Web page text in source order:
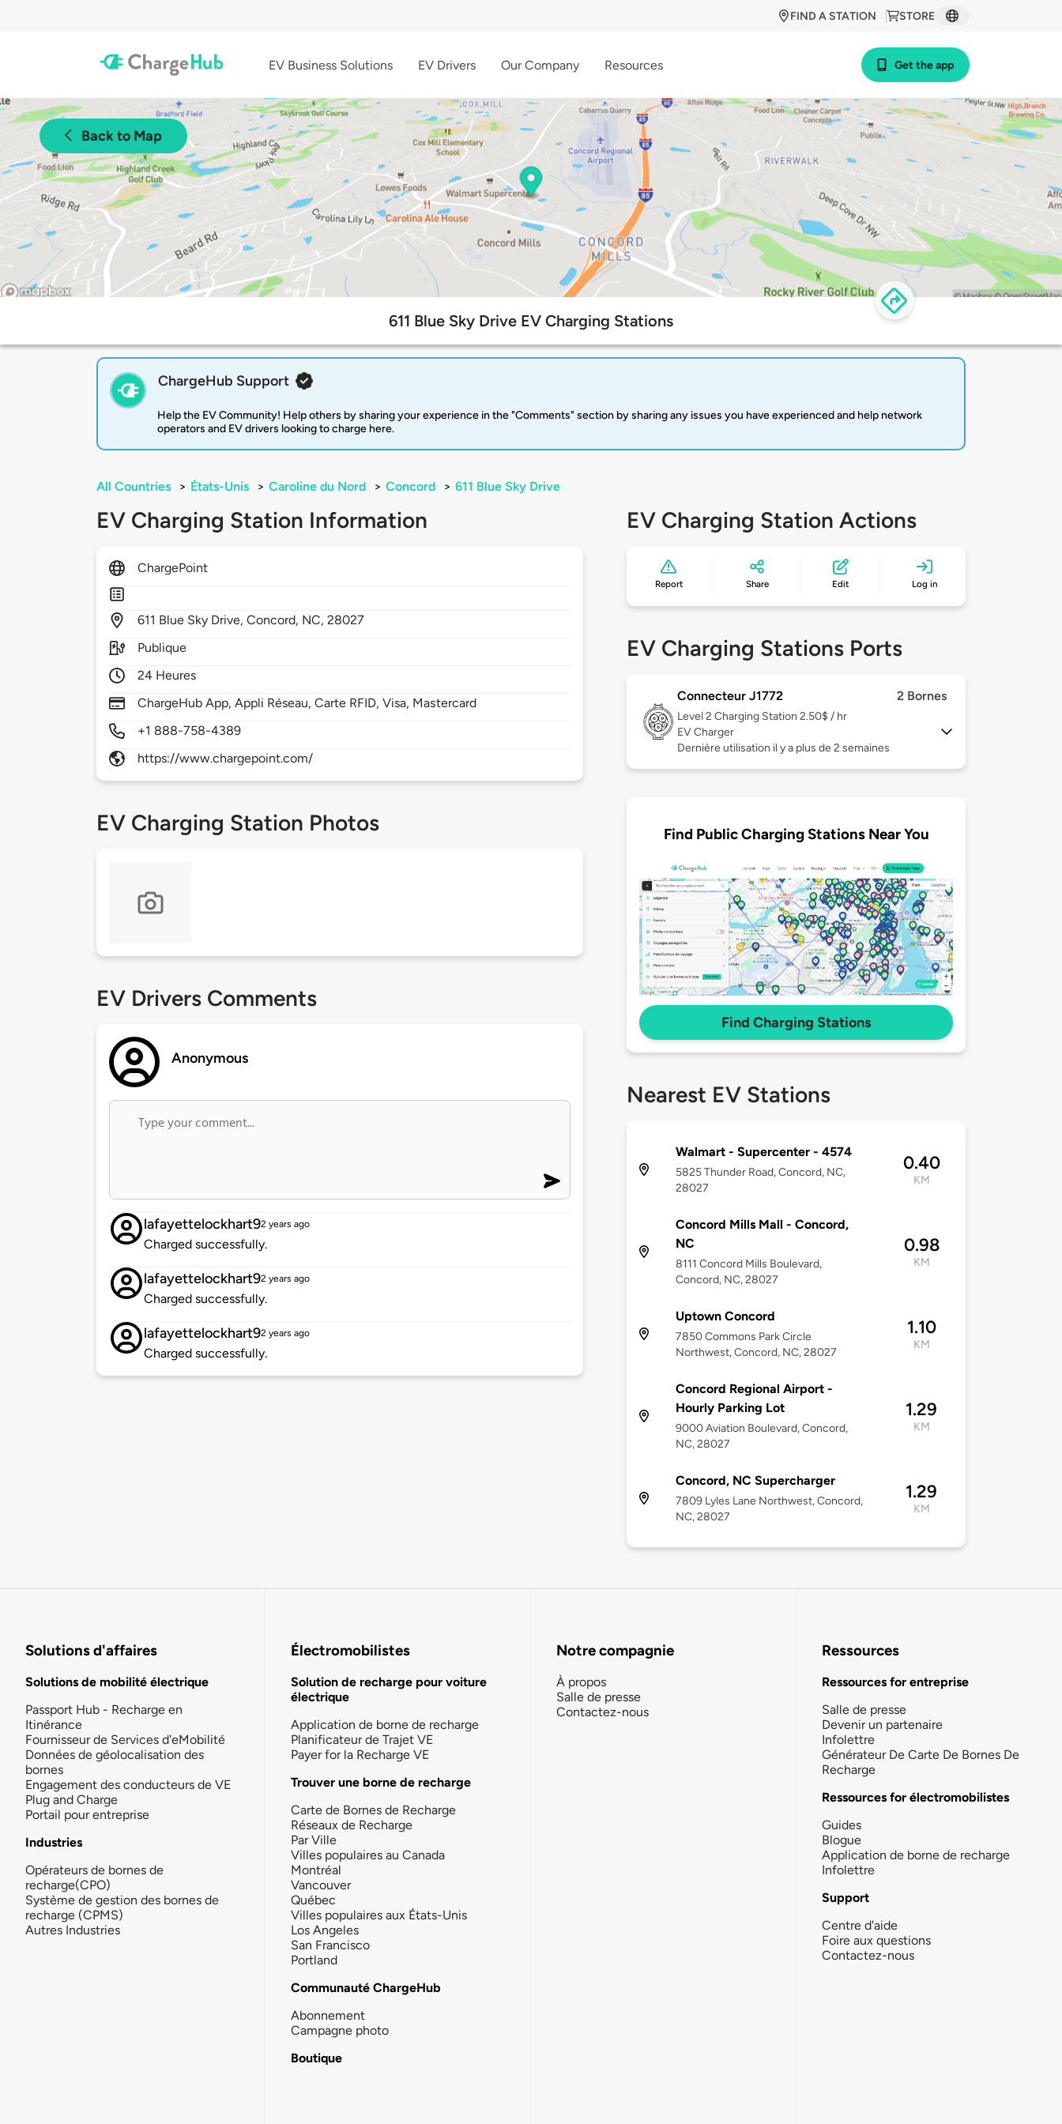
STORE
FIND A STATION
EV Business Solutions EV Drivers Our Company Resources Get the app
Back to Map
611 Blue Sky Drive EV Charging Stations
ChargeHub Support
Help the EV Community! Help others by sharing your experience in the "Comments" section by sharing any issues you have experienced and help network
operators and EV drivers looking to charge here.
All Countries > États-Unis > Caroline du Nord > Concord > 611 Blue Sky Drive
EV Charging Station Information
ChargePoint
611 Blue Sky Drive,Concord, NC,28027
Publique
24 Heures
ChargeHub App, Appli Réseau, Carte RFID, Visa, Mastercard
+1 888-758-4389
https://www.chargepoint.com/
EV Charging Station Photos
EV Drivers Comments
Anonymous
lafayettelockhart92 years ago
Charged successfully.
lafayettelockhart92 years ago
Charged successfully.
lafayettelockhart92 years ago
Charged successfully.
EV Charging Station Actions
Report Share Edit Log in
EV Charging Stations Ports
Connecteur J1772 2 Bornes
Level 2 Charging Station 2.50$ / hr
EV Charger
Dernière utilisation il y a plus de 2 semaines
Find Public Charging Stations Near You
Find Charging Stations
Nearest EV Stations
Walmart - Supercenter - 4574
5825 Thunder Road, Concord, NC,
28027
0.40
KM
Concord Mills Mall - Concord,
NC
8111 Concord Mills Boulevard,
Concord, NC, 28027
0.98
KM
Uptown Concord
7850 Commons Park Circle
Northwest, Concord, NC, 28027
1.10
KM
Concord Regional Airport -
Hourly Parking Lot
9000 Aviation Boulevard, Concord,
NC, 28027
1.29
KM
Concord, NC Supercharger
7809 Lyles Lane Northwest, Concord,
NC, 28027
1.29
KM
Solutions d'affaires
Solutions de mobilité électrique
Passport Hub - Recharge en
Itinérance
Fournisseur de Services d'eMobilité
Données de géolocalisation des
bornes
Engagement des conducteurs de VE
Plug and Charge
Portail pour entreprise
Industries
Opérateurs de bornes de
recharge(CPO)
Système de gestion des bornes de
recharge (CPMS)
Autres Industries
Électromobilistes
Solution de recharge pour voiture
électrique
Application de borne de recharge
Planificateur de Trajet VE
Payer for la Recharge VE
Trouver une borne de recharge
Carte de Bornes de Recharge
Réseaux de Recharge
Par Ville
Villes populaires au Canada
Montréal
Vancouver
Québec
Villes populaires aux États-Unis
Los Angeles
San Francisco
Portland
Communauté ChargeHub
Abonnement
Campagne photo
Boutique
Notre compagnie
À propos
Salle de presse
Contactez-nous
Ressources
Ressources for entreprise
Salle de presse
Devenir un partenaire
Infolettre
Générateur De Carte De Bornes De
Recharge
Ressources for électromobilistes
Guides
Blogue
Application de borne de recharge
Infolettre
Support
Centre d'aide
Foire aux questions
Contactez-nous